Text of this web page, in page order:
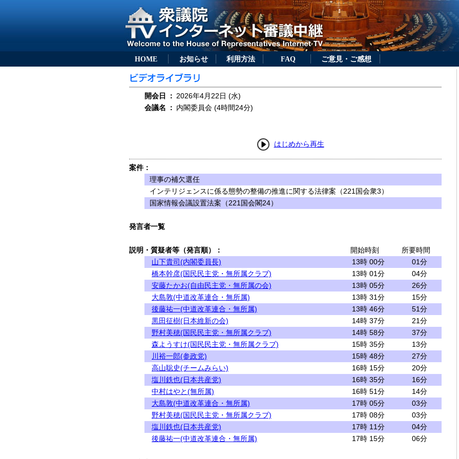
HOME お知らせ 利用方法 FAQ ご意見・ご感想
開会日 ： 2026年4月22日 (水)
会議名
： 内閣委員会 (4時間24分)
はじめから再生
案件：
理事の補欠選任
インテリジェンスに係る態勢の整備の推進に関する法律案（221国会衆3）
国家情報会議設置法案（221国会閣24）
発言者一覧
説明・質疑者等（発言順）： 開始時刻
所要時間
山下貴司(内閣委員長)
13時 00分
01分
橋本幹彦(国民民主党・無所属クラブ)
13時 01分
04分
安藤たかお(自由民主党・無所属の会)
13時 05分
26分
大島敦(中道改革連合・無所属)
13時 31分
15分
後藤祐一(中道改革連合・無所属)
13時 46分
51分
黒田征樹(日本維新の会)
14時 37分
21分
野村美穂(国民民主党・無所属クラブ)
14時 58分
37分
森ようすけ(国民民主党・無所属クラブ)
15時 35分
13分
川裕一郎(参政党)
15時 48分
27分
高山聡史(チームみらい)
16時 15分
20分
塩川鉄也(日本共産党)
16時 35分
16分
中村はやと(無所属)
16時 51分
14分
大島敦(中道改革連合・無所属)
17時 05分
03分
野村美穂(国民民主党・無所属クラブ)
17時 08分
03分
塩川鉄也(日本共産党)
17時 11分
04分
後藤祐一(中道改革連合・無所属)
17時 15分 06分